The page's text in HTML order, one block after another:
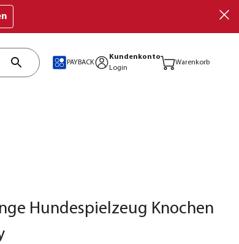
PAYBACK
Kundenkonto
Login
Warenkorb
Hundespielzeug Knochen